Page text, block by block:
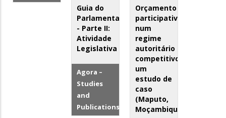
Guia do
Parlamentar
- Parte II:
Atividade
Legislativa
Agora –
Studies
and
Publications
Orçamento
participativo
num
regime
autoritário
competitivo:
um
estudo de
caso
(Maputo,
Moçambique)